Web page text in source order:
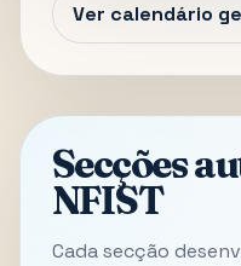
Ver calendário
Secções
NFIST
Cada secção